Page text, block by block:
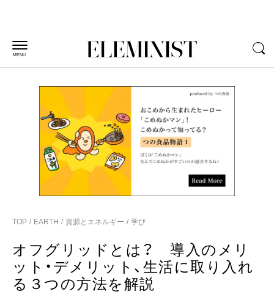
MENU
TOP EARTH 資源とエネルギー 学び
オフグリッドとは？ 導入のメリ
ット・デメリット、生活に取り入れ
る３つの方法を解説